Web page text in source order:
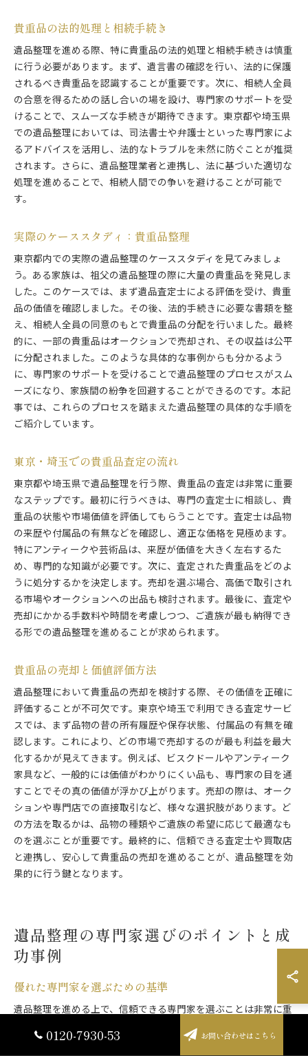
貴重品の法的処理と相続手続き
遺品整理を進める際、特に貴重品の法的処理と相続手続きは慎重
に行う必要があります。まず、遺言書の確認を行い、法的に保護
されるべき貴重品を認識することが重要です。次に、相続人全員
の合意を得るための話し合いの場を設け、専門家のサポートを受
けることで、スムーズな手続きが期待できます。東京都や埼玉県
での遺品整理においては、司法書士や弁護士といった専門家によ
るアドバイスを活用し、法的なトラブルを未然に防ぐことが推奨
されます。さらに、遺品整理業者と連携し、法に基づいた適切な
処理を進めることで、相続人間での争いを避けることが可能で
す。
実際のケーススタディ：貴重品整理
東京都内での実際の遺品整理のケーススタディを見てみましょ
う。ある家族は、祖父の遺品整理の際に大量の貴重品を発見しま
した。このケースでは、まず遺品査定士による評価を受け、貴重
品の価値を確認しました。その後、法的手続きに必要な書類を整
え、相続人全員の同意のもとで貴重品の分配を行いました。最終
的に、一部の貴重品はオークションで売却され、その収益は公平
に分配されました。このような具体的な事例からも分かるよう
に、専門家のサポートを受けることで遺品整理のプロセスがスム
ーズになり、家族間の紛争を回避することができるのです。本記
事では、これらのプロセスを踏まえた遺品整理の具体的な手順を
ご紹介しています。
東京・埼玉での貴重品査定の流れ
東京都や埼玉県で遺品整理を行う際、貴重品の査定は非常に重要
なステップです。最初に行うべきは、専門の査定士に相談し、貴
重品の状態や市場価値を評価してもらうことです。査定士は品物
の来歴や付属品の有無などを確認し、適正な価格を見極めます。
特にアンティークや芸術品は、来歴が価値を大きく左右するた
め、専門的な知識が必要です。次に、査定された貴重品をどのよ
うに処分するかを決定します。売却を選ぶ場合、高価で取引され
る市場やオークションへの出品も検討されます。最後に、査定や
売却にかかる手数料や時間を考慮しつつ、ご遺族が最も納得でき
る形での遺品整理を進めることが求められます。
貴重品の売却と価値評価方法
遺品整理において貴重品の売却を検討する際、その価値を正確に
評価することが不可欠です。東京や埼玉で利用できる査定サービ
スでは、まず品物の昔の所有履歴や保存状態、付属品の有無を確
認します。これにより、どの市場で売却するのが最も利益を最大
化するかが見えてきます。例えば、ビスクドールやアンティーク
家具など、一般的には価値がわかりにくい品も、専門家の目を通
すことでその真の価値が浮かび上がります。売却の際は、オーク
ションや専門店での直接取引など、様々な選択肢があります。ど
の方法を取るかは、品物の種類やご遺族の希望に応じて最適なも
のを選ぶことが重要です。最終的に、信頼できる査定士や買取店
と連携し、安心して貴重品の売却を進めることが、遺品整理を効
果的に行う鍵となります。
遺品整理の専門家選びのポイントと成
功事例
優れた専門家を選ぶための基準
遺品整理を進める上で、信頼できる専門家を選ぶことは非常に重
要です。まず、遺品整理士の資格を持っていることは基本的なチ
ェックポイントです。この資格は、法的手続きや買取の活用方法
0120-7930-53 お問い合わせはこちら